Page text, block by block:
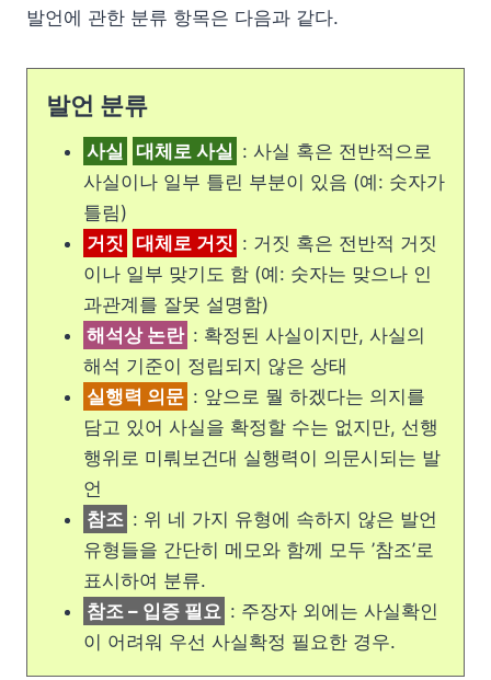
발언에 관한 분류 항목은 다음과 같다.
발언 분류
사실 대체로 사실 : 사실 혹은 전반적으로
사실이나 일부 틀린 부분이 있음 (예: 숫자가
틀림)
거짓
대체로 거짓 : 거짓 혹은 전반적 거짓
이나 일부 맞기도 함 (예: 숫자는 맞으나 인
과관계를 잘못 설명함)
해석상 논란 : 확정된 사실이지만, 사실의
해석 기준이 정립되지 않은 상태
실행력 의문 : 앞으로 뭘 하겠다는 의지를
담고 있어 사실을 확정할 수는 없지만, 선행
행위로 미뤄보건대 실행력이 의문시되는 발
언
참조 : 위 네 가지 유형에 속하지 않은 발언
유형들을 간단히 메모와 함께 모두 ’참조’로
표시하여 분류.
참조 – 입증 필요 : 주장자 외에는 사실확인
이 어려워 우선 사실확정 필요한 경우.